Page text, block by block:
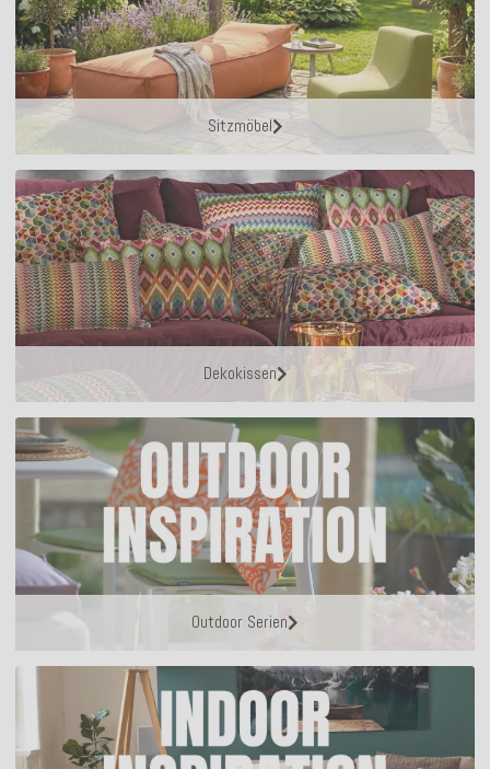
Sitzmöbel
Dekokissen
Outdoor Serien